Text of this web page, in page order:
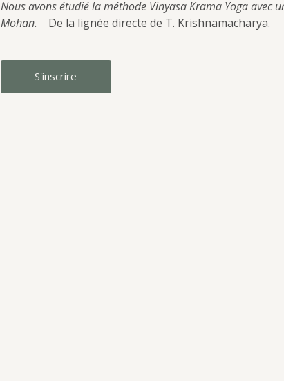
Nous avons étudié la méthode Vinyasa Krama Yoga avec
Mohan. De la lignée directe de T. Krishnamacharya.
S'inscrire